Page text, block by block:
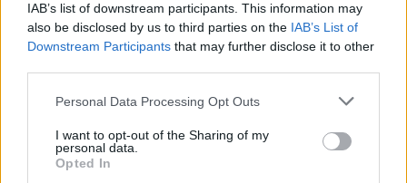
IAB’s list of downstream participants. This information may
also be disclosed by us to third parties on the IAB’s List of
Downstream Participants that may further disclose it to other
Personal Data Processing Opt Outs
I want to opt-out of the Sharing of my
personal data.
Opted In
handy/outlety czy np. kupowanie przez internet? Macie
jakieś ulubione marki czy wybieracie ciuchy które wam
się podobają bez względu na metkę?
gość
Forum:
Moda i styl życia